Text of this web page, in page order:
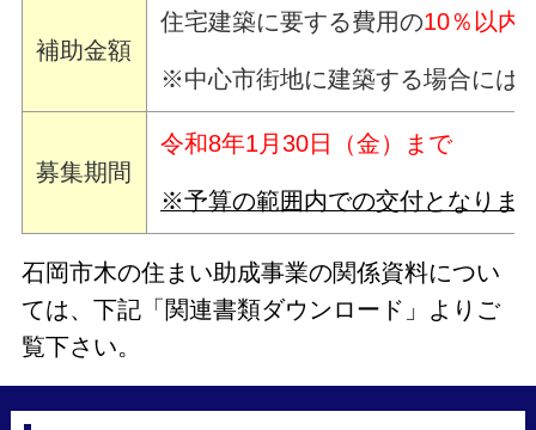
補助金額
住宅建築に要する費用の10％以内
※中心市街地に建築する場合には
募集期間
令和8年1月30日（金）まで
※予算の範囲内での交付となりま
石岡市木の住まい助成事業の関係資料につい
ては、下記「関連書類ダウンロード」よりご
覧下さい。